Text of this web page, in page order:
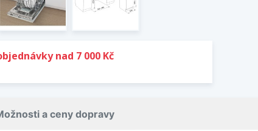
nad 7 000 Kč
a ceny dopravy